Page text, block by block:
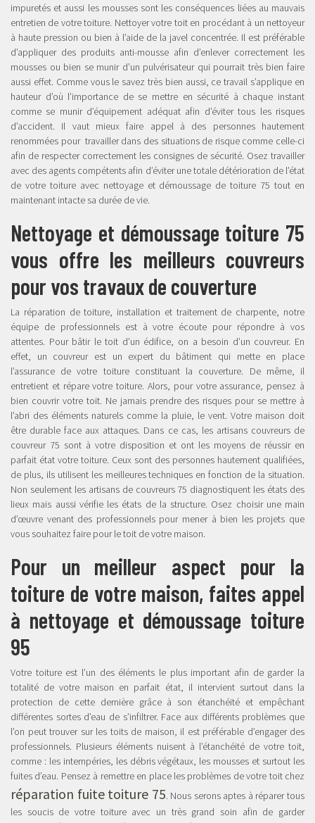
impuretés et aussi les mousses sont les conséquences liées au mauvais
entretien de votre toiture. Nettoyer votre toit en procédant à un nettoyeur
à haute pression ou bien à l’aide de la javel concentrée. Il est préférable
d’appliquer des produits anti-mousse afin d’enlever correctement les
mousses ou bien se munir d’un pulvérisateur qui pourrait très bien faire
aussi effet. Comme vous le savez très bien aussi, ce travail s’applique en
hauteur d’où l’importance de se mettre en sécurité à chaque instant
comme se munir d’équipement adéquat afin d’éviter tous les risques
d’accident. Il vaut mieux faire appel à des personnes hautement
renommées pour travailler dans des situations de risque comme celle-ci
afin de respecter correctement les consignes de sécurité. Osez travailler
avec des agents compétents afin d’éviter une totale détérioration de l’état
de votre toiture avec nettoyage et démoussage de toiture 75 tout en
maintenant intacte sa durée de vie.
Nettoyage et démoussage toiture 75
vous offre les meilleurs couvreurs
pour vos travaux de couverture
La réparation de toiture, installation et traitement de charpente, notre
équipe de professionnels est à votre écoute pour répondre à vos
attentes. Pour bâtir le toit d’un édifice, on a besoin d’un couvreur. En
effet, un couvreur est un expert du bâtiment qui mette en place
l’assurance de votre toiture constituant la couverture. De même, il
entretient et répare votre toiture. Alors, pour votre assurance, pensez à
bien couvrir votre toit. Ne jamais prendre des risques pour se mettre à
l’abri des éléments naturels comme la pluie, le vent. Votre maison doit
être durable face aux attaques. Dans ce cas, les artisans couvreurs de
couvreur 75 sont à votre disposition et ont les moyens de réussir en
parfait état votre toiture. Ceux sont des personnes hautement qualifiées,
de plus, ils utilisent les meilleures techniques en fonction de la situation.
Non seulement les artisans de couvreurs 75 diagnostiquent les états des
lieux mais aussi vérifie les états de la structure. Osez choisir une main
d’œuvre venant des professionnels pour mener à bien les projets que
vous souhaitez faire pour le toit de votre maison.
Pour un meilleur aspect pour la
toiture de votre maison, faites appel
à nettoyage et démoussage toiture
95
Votre toiture est l’un des éléments le plus important afin de garder la
totalité de votre maison en parfait état, il intervient surtout dans la
protection de cette dernière grâce à son étanchéité et empêchant
différentes sortes d’eau de s’infiltrer. Face aux différents problèmes que
l’on peut trouver sur les toits de maison, il est préférable d’engager des
professionnels. Plusieurs éléments nuisent à l’étanchéité de votre toit,
comme : les intempéries, les débris végétaux, les mousses et surtout les
fuites d’eau. Pensez à remettre en place les problèmes de votre toit chez
réparation fuite toiture 75. Nous serons aptes à réparer tous
les soucis de votre toiture avec un très grand soin afin de garder